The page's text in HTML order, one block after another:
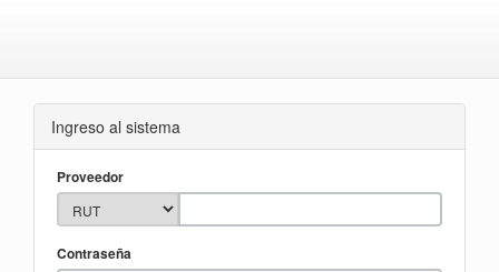
Ingreso al sistema
Proveedor
Contraseña